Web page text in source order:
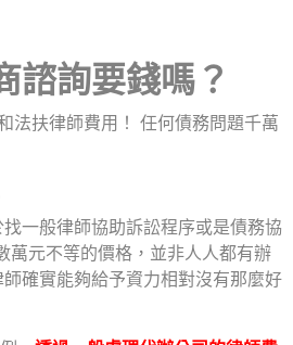
諮詢要錢嗎？
法扶律師費用！ 任何債務問題千萬
一般律師協助訴訟程序或是債務協
萬元不等的價格，並非人人都有辦
確實能夠給予資力相對沒有那麼好